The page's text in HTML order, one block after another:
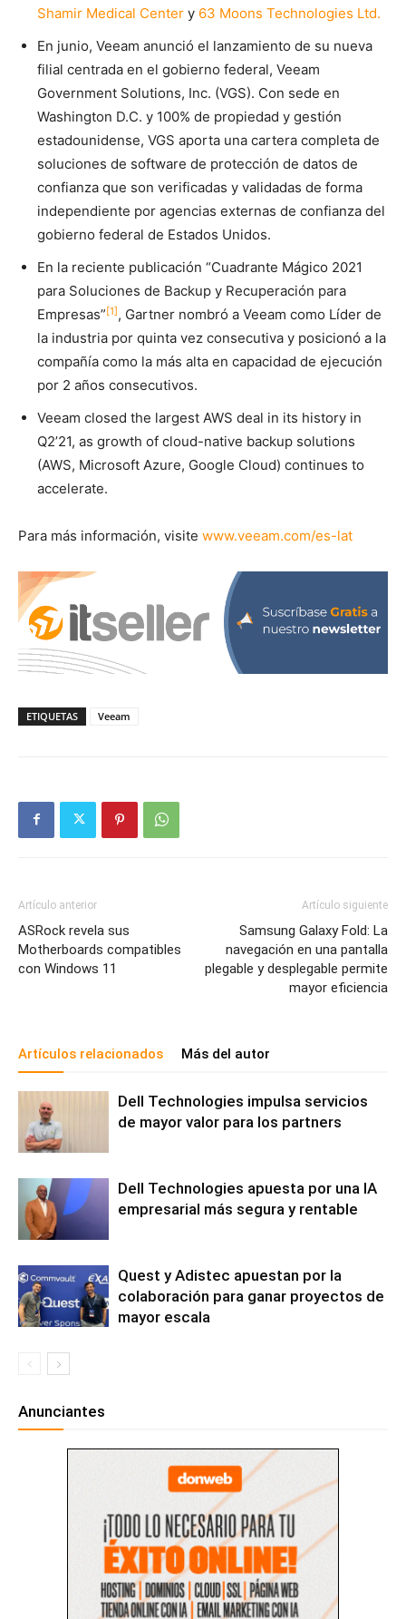
Shamir Medical Center y 63 Moons Technologies Ltd.
En junio, Veeam anunció el lanzamiento de su nueva
filial centrada en el gobierno federal, Veeam
Government Solutions, Inc. (VGS). Con sede en
Washington D.C. y 100% de propiedad y gestión
estadounidense, VGS aporta una cartera completa de
soluciones de software de protección de datos de
confianza que son verificadas y validadas de forma
independiente por agencias externas de confianza del
gobierno federal de Estados Unidos.
En la reciente publicación “Cuadrante Mágico 2021
para Soluciones de Backup y Recuperación para
Empresas”[1], Gartner nombró a Veeam como Líder de
la industria por quinta vez consecutiva y posicionó a la
compañía como la más alta en capacidad de ejecución
por 2 años consecutivos.
Veeam closed the largest AWS deal in its history in
Q2’21, as growth of cloud-native backup solutions
(AWS, Microsoft Azure, Google Cloud) continues to
accelerate.
Para más información, visite www.veeam.com/es-lat
ETIQUETAS Veeam
Artículo anterior
ASRock revela sus
Motherboards compatibles
con Windows 11
Artículo siguiente
Samsung Galaxy Fold: La
navegación en una pantalla
plegable y desplegable permite
mayor eficiencia
Artículos relacionados Más del autor
Dell Technologies impulsa servicios
de mayor valor para los partners
Dell Technologies apuesta por una IA
empresarial más segura y rentable
Quest y Adistec apuestan por la
colaboración para ganar proyectos de
mayor escala
Anunciantes